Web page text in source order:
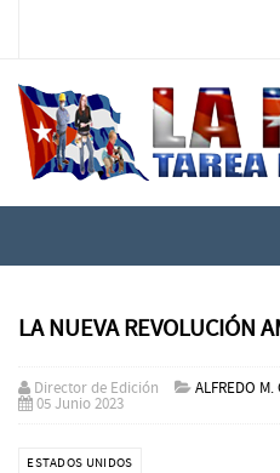
LA NUEVA REVOLUCIÓN
Director de Edición ALFREDO M.
05 Junio 2023
ESTADOS UNIDOS